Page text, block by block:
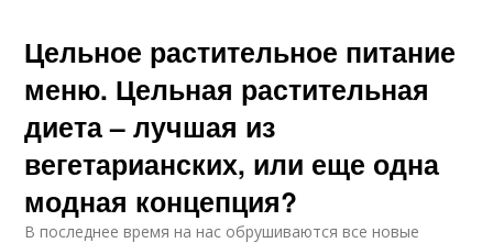
Цельное растительное питание
меню. Цельная растительная
диета – лучшая из
вегетарианских, или еще одна
модная концепция?
В последнее время на нас обрушиваются все новые